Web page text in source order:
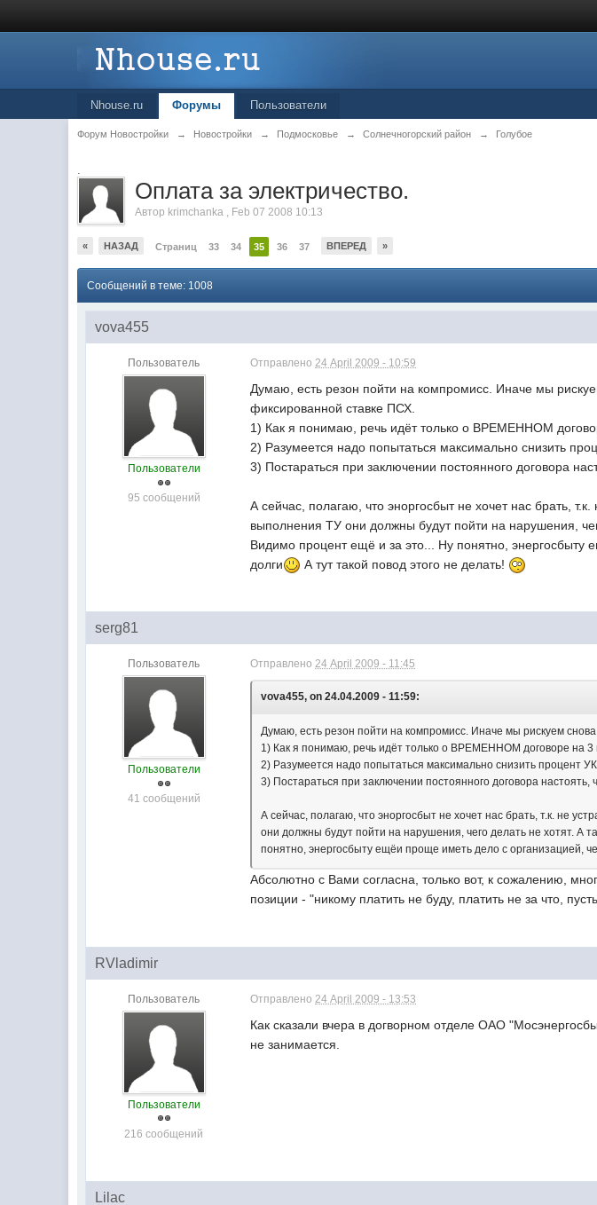
Nhouse.ru Форумы Пользователи
Форум Новостройки → Новостройки → Подмосковье → Солнечногорский район → Голубое
.
Оплата за электричество.
Автор krimchanka , Feb 07 2008 10:13
« НАЗАД Страниц 33 34 35 36 37 ВПЕРЕД »
Сообщений в теме: 1008
vova455
Пользователь
Пользователи
95 сообщений
Отправлено24 April 2009 - 10:59
Думаю, есть резон пойти на компромисс. Иначе мы
фиксированной ставке ПСХ.
1) Как я понимаю, речь идёт только о ВРЕМЕННОМ
2) Разумеется надо попытаться максимально снизить
3) Постараться при заключении постоянного договора
А сейчас, полагаю, что эноргосбыт не хочет нас брать,
выполнения ТУ они должны будут пойти на нарушения,
Видимо процент ещё и за это... Ну понятно, энергосбыту
долги
А тут такой повод этого не делать!
serg81
Пользователь
Пользователи
41 сообщений
Отправлено24 April 2009 - 11:45
vova455, on 24.04.2009 - 11:59:
Думаю, есть резон пойти на компромисс. Иначе мы рискуем
1) Как я понимаю, речь идёт только о ВРЕМЕННОМ договоре на 3
2) Разумеется надо попытаться максимально снизить процент
3) Постараться при заключении постоянного договора
А сейчас, полагаю, что эноргосбыт не хочет нас брать, т.к. не
они должны будут пойти на нарушения, чего делать не хотят. А
понятно, энергосбыту ещёи проще иметь дело с организацией,
Абсолютно с Вами согласна, только вот, к сожалению,
позиции - "никому платить не буду, платить не за что,
RVladimir
Пользователь
Пользователи
216 сообщений
Отправлено 24 April 2009 - 13:53
Как сказали вчера в догворном отделе ОАО
не занимается.
Lilac